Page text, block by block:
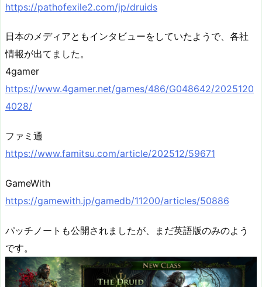
https://pathofexile2.com/jp/druids
日本のメディアともインタビューをしていたようで、各社
情報が出てました。
4gamer
https://www.4gamer.net/games/486/G048642/2025120
4028/
ファミ通
https://www.famitsu.com/article/202512/59671
GameWith
https://gamewith.jp/gamedb/11200/articles/50886
パッチノートも公開されましたが、まだ英語版のみのよう
です。